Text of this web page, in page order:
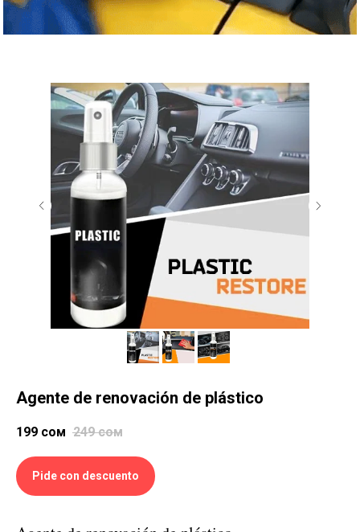
Agente de renovación de plástico
199 сом 249 сом
Pide con descuento